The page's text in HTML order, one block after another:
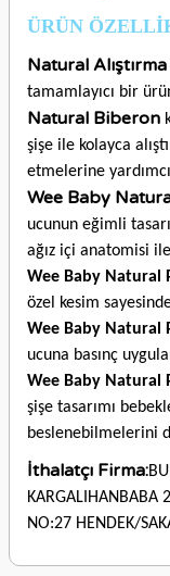
ÜRÜN
Natural
tamamlayıcı bir
Natural Biberon
şişe ile kolayca
etmelerine
Wee Baby
ucunun eğimli
ağız içi anatomisi
Wee Baby Natural
özel kesim
Wee Baby Natural
ucuna basınç
Wee Baby Natural
şişe tasarımı
beslenebilmelerini
İthalatçı Firma:
KARGALIHANBABA
NO:27 HENDEK/